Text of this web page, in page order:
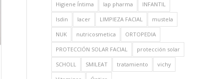
Higiene Íntima Iap pharma INFANTIL
Isdin lacer LIMPIEZA FACIAL mustela
NUK nutricosmetica ORTOPEDIA
PROTECCIÓN SOLAR FACIAL protección solar
SCHOLL SMILEAT tratamiento vichy